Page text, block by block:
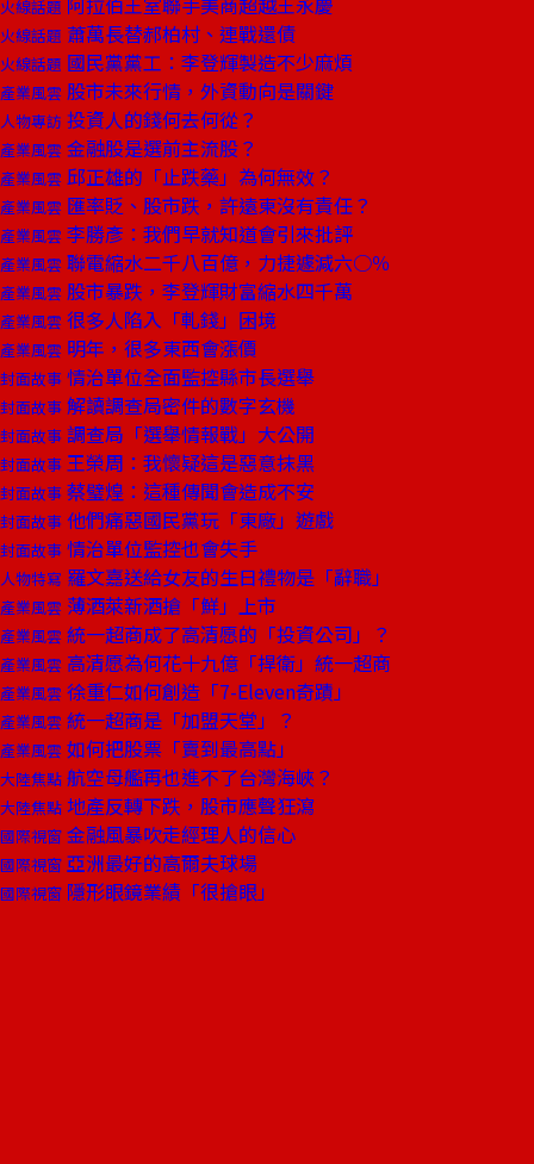
火線話題
火線話題 蕭萬長替郝柏村、連戰還債
火線話題 國民黨黨工：李登輝製造不少麻煩
產業風雲 股市未來行情，外資動向是關鍵
人物專訪 投資人的錢何去何從？
產業風雲 金融股是選前主流股？
產業風雲 邱正雄的「止跌藥」為何無效？
產業風雲 匯率貶、股市跌，許遠東沒有責任？
產業風雲 李勝彥：我們早就知道會引來批評
產業風雲 聯電縮水二千八百億，力捷遽減六○％
產業風雲 股市暴跌，李登輝財富縮水四千萬
產業風雲 很多人陷入「軋錢」困境
產業風雲 明年，很多東西會漲價
封面故事 情治單位全面監控縣市長選舉
封面故事 解讀調查局密件的數字玄機
封面故事 調查局「選舉情報戰」大公開
封面故事 王榮周：我懷疑這是惡意抹黑
封面故事 蔡璧煌：這種傳聞會造成不安
封面故事 他們痛惡國民黨玩「東廠」遊戲
封面故事 情治單位監控也會失手
人物特寫 羅文嘉送給女友的生日禮物是「辭職」
產業風雲 薄酒萊新酒搶「鮮」上市
產業風雲 統一超商成了高清愿的「投資公司」？
產業風雲 高清愿為何花十九億「捍衛」統一超商
產業風雲 徐重仁如何創造「7-Eleven奇蹟」
產業風雲 統一超商是「加盟天堂」？
產業風雲 如何把股票「賣到最高點」
大陸焦點 航空母艦再也進不了台灣海峽？
大陸焦點 地產反轉下跌，股市應聲狂瀉
國際視窗 金融風暴吹走經理人的信心
國際視窗 亞洲最好的高爾夫球場
國際視窗 隱形眼鏡業績「很搶眼」